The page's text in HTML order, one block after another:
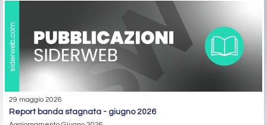
29 maggio 2026
report banda stagnata - giugno 2026